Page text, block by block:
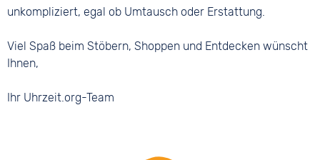
unkompliziert, egal ob Umtausch oder Erstattung.
Viel Spaß beim Stöbern, Shoppen und Entdecken wünscht
Ihnen,
Ihr Uhrzeit.org-Team